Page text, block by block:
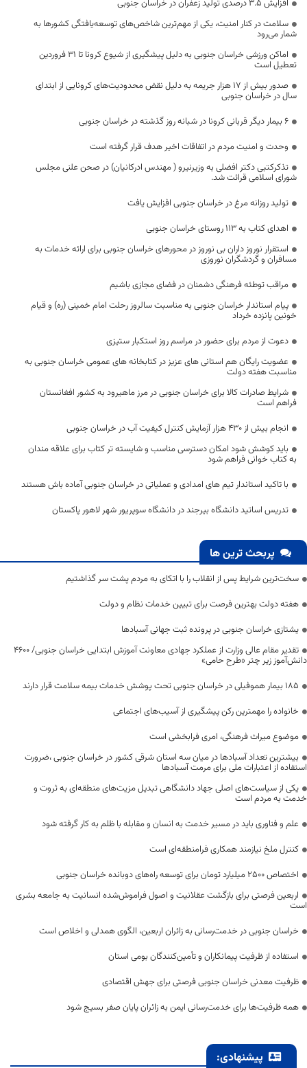
افزایش ۳.۵ درصدی تولید زعفران در خراسان جنوبی
سلامت در کنار امنیت، یکی از مهم‌ترین شاخص‌های توسعه‌یافتگی کشورها به
شمار می‌رود
اماکن ورزشی خراسان جنوبی به دلیل پیشگیری از شیوع کرونا تا ۳۱ فروردین
تعطیل است
صدور بیش از ۱۷ هزار جریمه به دلیل نقض محدودیت‌های کرونایی از ابتدای
سال در خراسان جنوبی
۶ بیمار دیگر قربانی کرونا در شبانه روز گذشته در خراسان جنوبی
وحدت و امنیت مردم در اتفاقات اخیر هدف قرار گرفته است
تذکرکتبی دکتر افضلی به وزیرنیرو ( مهندس ادرکانیان) در صحن علنی مجلس
شورای اسلامی قرائت شد.
تولید روزانه مرغ در خراسان جنوبی افزایش یافت
اهدای کتاب به 113 روستای خراسان جنوبی
استقرار نوروز داران بی نوروز در محورهای خراسان جنوبی برای ارائه خدمات به
مسافران و گردشگران نوروزی
مراقب توطئه فرهنگی دشمنان در فضای مجازی باشیم
پیام استاندار خراسان جنوبی به مناسبت سالروز رحلت امام خمینی (ره) و قیام
خونین پانزده خرداد
دعوت از مردم برای حضور در مراسم روز استکبار ستیزی
عضویت رایگان هم استانی های عزیز در کتابخانه های عمومی خراسان جنوبی به
مناسبت هفته دولت
شرایط صادرات کالا برای خراسان جنوبی در مرز ماهیرود به کشور افغانستان
فراهم است
انجام بیش از ۴۳۰ هزار آزمایش کنترل کیفیت آب در خراسان جنوبی
باید کوشش شود امکان دسترسی مناسب و شایسته تر کتاب برای علاقه مندان
به کتاب خوانی فراهم شود
با تاکید استاندار تیم های امدادی و عملیاتی در خراسان جنوبی آماده باش هستند
تدریس اساتید دانشگاه بیرجند در دانشگاه سوپریور شهر لاهور پاکستان
پربحث ترین ها
سخت‌ترین شرایط پس از انقلاب را با اتکای به مردم پشت سر گذاشتیم
هفته دولت بهترین فرصت برای تبیین خدمات نظام و دولت
یشتازی خراسان جنوبی در پرونده ثبت جهانی آسبادها
تقدیر مقام عالی وزارت از عملکرد جهادی معاونت آموزش ابتدایی خراسان جنوبی/ ۴۶۰۰
دانش‌آموز زیر چتر «طرح حامی»
۱۸۵ بیمار هموفیلی در خراسان جنوبی تحت پوشش خدمات بیمه سلامت قرار دارند
خانواده را مهمترین رکن پیشگیری از آسیب‌های اجتماعی
موضوع میراث فرهنگی، امری فرابخشی است
بیشترین تعداد آسبادها در میان سه استان شرقی کشور در خراسان جنوبی ،ضرورت
استفاده از اعتبارات ملی برای مرمت آسبادها
یکی از سیاست‌های اصلی جهاد دانشگاهی تبدیل مزیت‌های منطقه‌ای به ثروت و
خدمت به مردم است
علم و فناوری باید در مسیر خدمت به انسان و مقابله با ظلم به کار گرفته شود
کنترل ملخ نیازمند همکاری فرامنطقه‌ای است
اختصاص 2500 میلیارد تومان برای توسعه راه‌های دوبانده خراسان جنوبی
اربعین فرصتی برای بازگشت عقلانیت و اصول فراموش‌شده انسانیت به جامعه بشری
است
خراسان جنوبی در خدمت‌رسانی به زائران اربعین، الگوی همدلی و اخلاص است
استفاده از ظرفیت پیمانکاران و تأمین‌کنندگان بومی استان
ظرفیت معدنی خراسان جنوبی فرصتی برای جهش اقتصادی
همه ظرفیت‌ها برای خدمت‌رسانی ایمن به زائران پایان صفر بسیج شود
پیشنهادی: